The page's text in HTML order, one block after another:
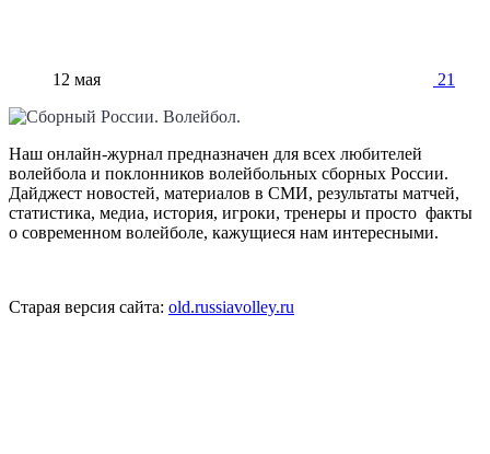
12 мая 21
Наш онлайн-журнал предназначен для всех любителей
волейбола и поклонников волейбольных сборных России.
Дайджест новостей, материалов в СМИ, результаты матчей,
статистика, медиа, история, игроки, тренеры и просто факты
о современном волейболе, кажущиеся нам интересными.
Старая версия сайта: old.russiavolley.ru